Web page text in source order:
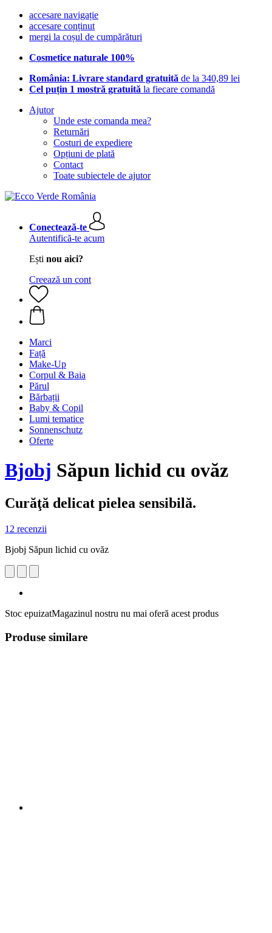
accesare navigație
accesare conținut
mergi la coșul de cumpărături
Cosmetice naturale 100%
România: Livrare standard gratuită de la 340,89 lei
Cel puțin 1 mostră gratuită la fiecare comandă
Ajutor
Unde este comanda mea?
Returnări
Costuri de expediere
Opțiuni de plată
Contact
Toate subiectele de ajutor
Conectează-te
Autentifică-te acum
Ești nou aici?
Creează un cont
Marci
Față
Make-Up
Corpul & Baia
Părul
Bărbații
Baby & Copil
Lumi tematice
Sonnenschutz
Oferte
Bjobj Săpun lichid cu ovăz
Curăţă delicat pielea sensibilă.
12 recenzii
Bjobj Săpun lichid cu ovăz
Stoc epuizatMagazinul nostru nu mai oferă acest produs
Produse similare